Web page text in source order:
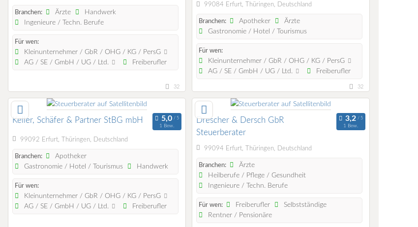
Branchen: Ärzte
Handwerk
Ingenieure / Techn. Berufe
Für wen:
Kleinunternehmer / GbR / OHG / KG / PersG
AG / SE / GmbH / UG / Ltd.
Freiberufler
32
99084 Erfurt, Thüringen, Deutschland
Branchen: Apotheker
Ärzte
Gastronomie / Hotel / Tourismus
Für wen:
Kleinunternehmer / GbR / OHG / KG / PersG
AG / SE / GmbH / UG / Ltd.
Freiberufler
32
Keller, Schäfer & Partner StBG mbH
1 Bew.
99092 Erfurt, Thüringen, Deutschland
Branchen:
Apotheker
Gastronomie / Hotel / Tourismus
Handwerk
Für wen:
Kleinunternehmer / GbR / OHG / KG / PersG
AG / SE / GmbH / UG / Ltd.
Freiberufler
Drescher & Dersch GbR
Steuerberater
1 Bew.
99094 Erfurt, Thüringen, Deutschland
Branchen:
Ärzte
Heilberufe / Pflege / Gesundheit
Ingenieure / Techn. Berufe
Für wen: Freiberufler
Selbstständige
Rentner / Pensionäre